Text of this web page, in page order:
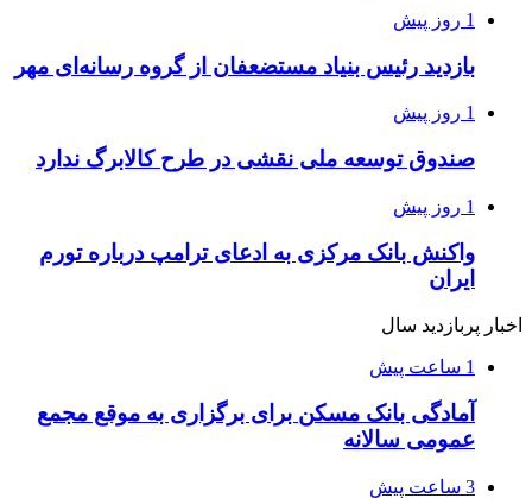
1 روز پیش
بازدید رئیس بنیاد مستضعفان از گروه رسانه‌ای مهر
1 روز پیش
صندوق توسعه ملی نقشی در طرح کالابرگ ندارد
1 روز پیش
واکنش بانک مرکزی به ادعای ترامپ درباره تورم
ایران
اخبار پربازدید سال
1 ساعت پیش
آمادگی بانک مسکن برای برگزاری به موقع مجمع
عمومی سالانه
3 ساعت پیش